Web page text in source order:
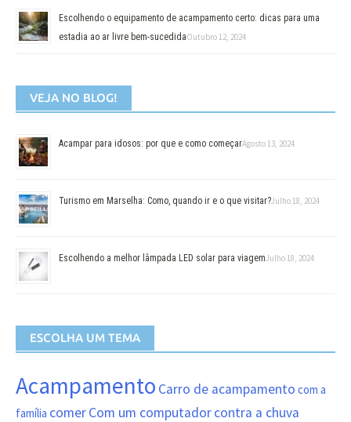
Escolhendo o equipamento de acampamento certo: dicas para uma
estadia ao ar livre bem-sucedidaOutubro 12, 2024
VEJA NO BLOG!
Acampar para idosos: por que e como começarAgosto 13, 2024
Turismo em Marselha: Como, quando ir e o que visitar?Julho 18, 2024
Escolhendo a melhor lâmpada LED solar para viagemJulho 18, 2024
ESCOLHA UM TEMA
Acampamento Carro de acampamento com a
família comerCom um computadorcontra a chuva